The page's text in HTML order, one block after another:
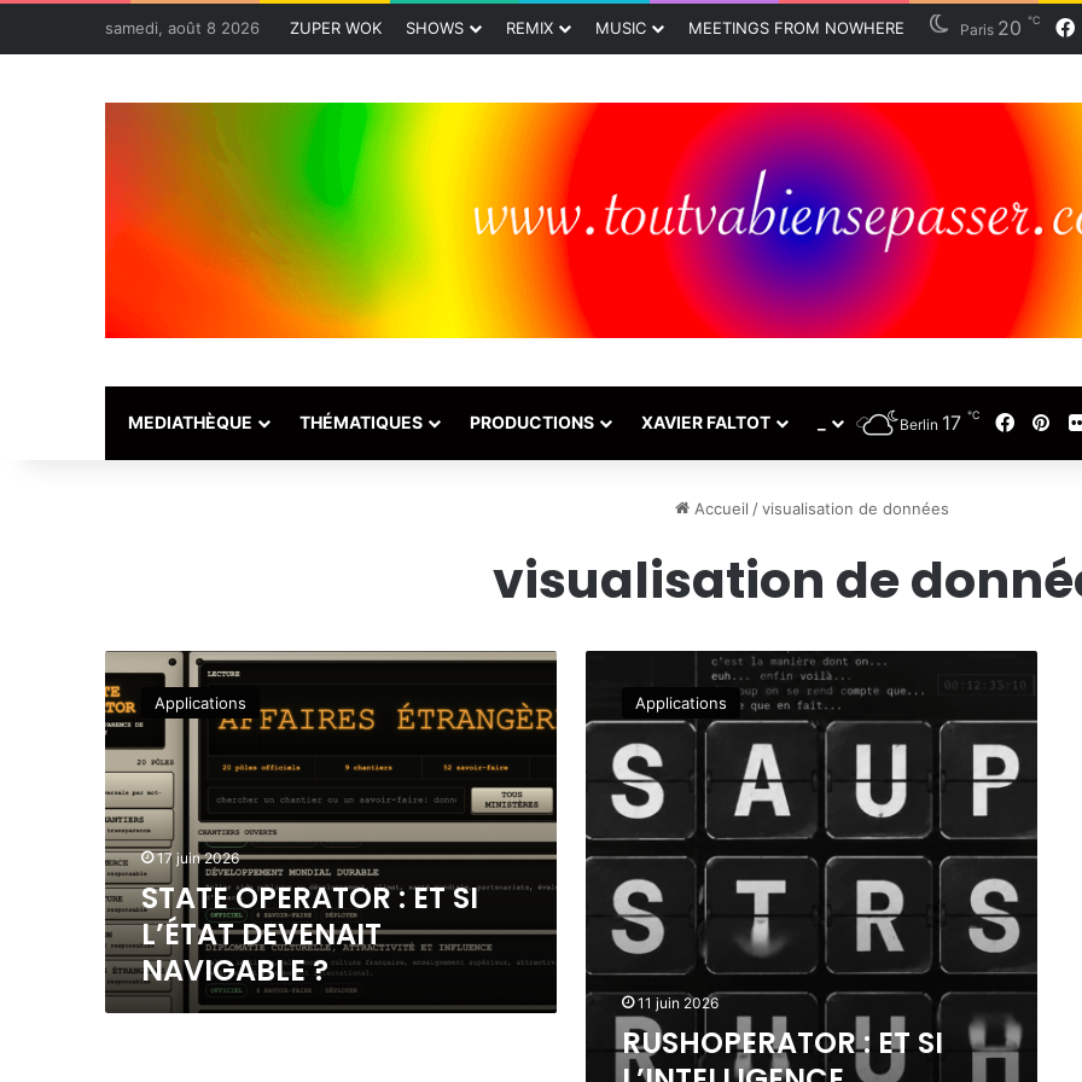
samedi, août 8 2026 ZUPER WOK SHOWS REMIX MUSIC MEETINGS FROM NOWHERE Paris 20 ℃
MEDIATHÈQUE THÉMATIQUES PRODUCTIONS XAVIER FALTOT Berlin 17 ℃
Accueil / visualisation de données
visualisation de
T
A
T
O
P
E
R
A
T
O
R
:
E
Applications
17 juin 2026
STATE OPERATOR : ET SI
L’ÉTAT DEVENAIT
NAVIGABLE ?
R
A
:
E
Applications
11 juin 2026
RUSHOPERATOR : ET SI